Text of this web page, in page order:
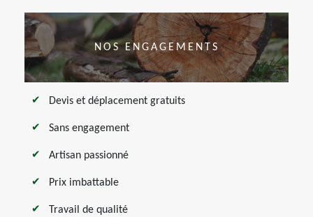
NOS ENGAGEMENTS
Devis et déplacement gratuits
Sans engagement
Artisan passionné
Prix imbattable
Travail de qualité